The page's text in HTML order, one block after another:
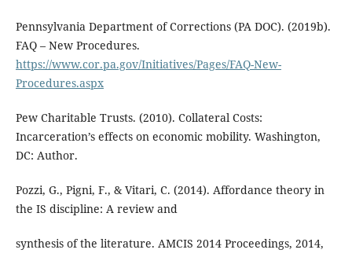
Pennsylvania Department of Corrections (PA DOC). (2019b).
FAQ – New Procedures.
https://www.cor.pa.gov/Initiatives/Pages/FAQ-New-
Procedures.aspx
Pew Charitable Trusts. (2010). Collateral Costs:
Incarceration’s effects on economic mobility. Washington,
DC: Author.
Pozzi, G., Pigni, F., & Vitari, C. (2014). Affordance theory in
the IS discipline: A review and
synthesis of the literature. AMCIS 2014 Proceedings, 2014,